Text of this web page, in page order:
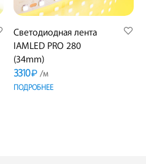
Светодиодная лента
IAMLED PRO 280
(34mm)
3310₽ /м
ПОДРОБНЕЕ